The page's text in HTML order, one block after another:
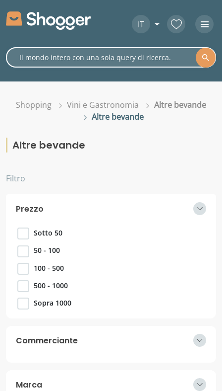
IT
Shopping Vini e Gastronomia
Altre bevande
Altre bevande
Altre bevande
Filtro
Prezzo
Sotto 50
50 - 100
100 - 500
500 - 1000
Sopra 1000
Commerciante
Marca